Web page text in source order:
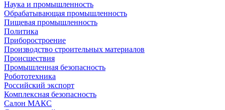
Наука и промышленность
Обрабатывающая промышленность
Пищевая промышленность
Политика
Приборостроение
Производство строительных материалов
Происшествия
Промышленная безопасность
Робототехника
Российский экспорт
Комплексная безопасность
Салон МАКС